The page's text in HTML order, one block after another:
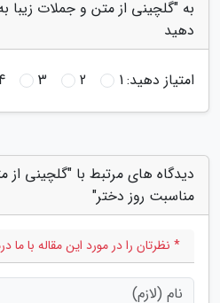
به "گلچینی از متن و جملات زیبا
دهید
امتیاز دهید:1
2
3
دیدگاه های مرتبط با "گلچینی از
مناسبت روز دختر"
* نظرتان را در مورد این مقاله با ما